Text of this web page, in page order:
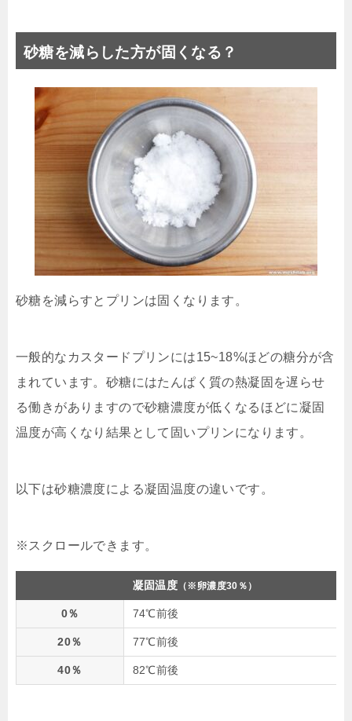
砂糖を減らした方が固くなる？
砂糖を減らすとプリンは固くなります。
一般的なカスタードプリンには15~18%ほどの糖分が含
まれています。砂糖にはたんぱく質の熱凝固を遅らせ
る働きがありますので砂糖濃度が低くなるほどに凝固
温度が高くなり結果として固いプリンになります。
以下は砂糖濃度による凝固温度の違いです。
凝固温度 （※卵濃度30％）
0％ 74℃前後
20％ 77℃前後
40％ 82℃前後